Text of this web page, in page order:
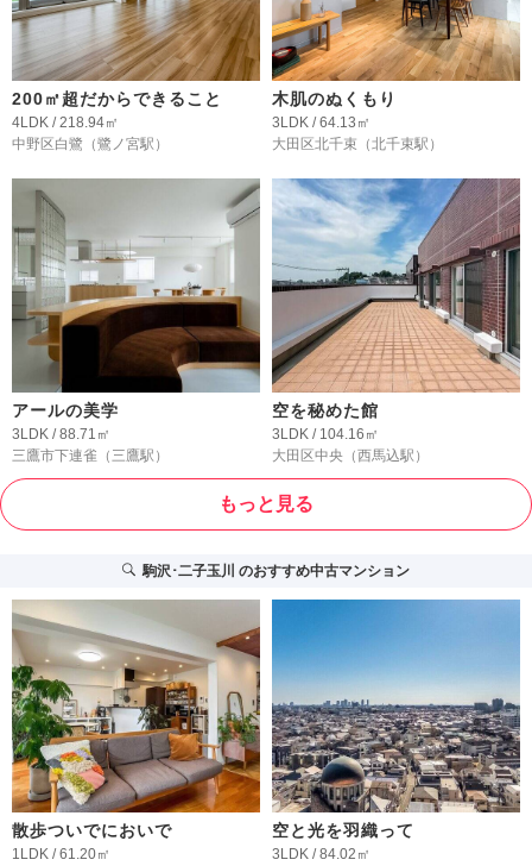
200㎡超だからできること
4LDK / 218.94㎡
中野区白鷺 （鷺ノ宮駅）
木肌のぬくもり
3LDK / 64.13㎡
大田区北千束 （北千束駅）
アールの美学
3LDK / 88.71㎡
三鷹市下連雀 （三鷹駅）
空を秘めた館
3LDK / 104.16㎡
大田区中央 （西馬込駅）
もっと見る
駒沢･二子玉川 のおすすめ中古マンション
散歩ついでにおいで
1LDK / 61.20㎡
空と光を羽織って
3LDK / 84.02㎡